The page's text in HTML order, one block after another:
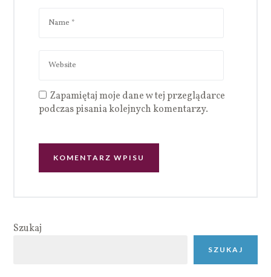
Zapamiętaj moje dane w tej przeglądarce
podczas pisania kolejnych komentarzy.
Szukaj
SZUKAJ